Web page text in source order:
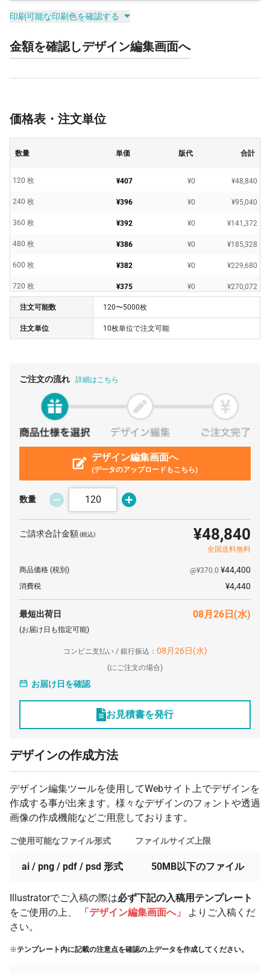
印刷可能な印刷色を確認する
金額を確認しデザイン編集画面へ
価格表・注文単位
数量 単価 版代 合計
120 枚 ¥407 ¥0 ¥48,840
240 枚 ¥396 ¥0 ¥95,040
360 枚 ¥392 ¥0 ¥141,372
480 枚 ¥386 ¥0 ¥185,328
600 枚 ¥382 ¥0 ¥229,680
720 枚 ¥375 ¥0 ¥270,072
840 枚 ¥372
1000 枚 ¥368
¥877,250
¥344 ¥1,032,900
4000 枚 ¥335 ¥1,342,000
¥325
注文可能数 120〜5000枚
注文単位 10枚単位で注文可能
ご注文の流れ 詳細はこちら
デザイン編集画面へ
(データのアップロードもこちら)
数量
ご請求合計金額(税込) ¥48,840
全国送料無料
商品価格 (税別) @¥370.0 ¥44,400
消費税 ¥4,440
最短出荷日 08月26日(水)
(お届け日も指定可能)
コンビニ支払い / 銀行振込： 08月26日(水)
(にご注文の場合)
お届け日を確認
お見積書を発行
デザインの作成方法
デザイン編集ツールを使用してWebサイト上でデザインを
作成する事が出来ます。様々なデザインのフォントや透過
画像の作成機能などご用意しております。
ご使用可能なファイル形式
ai / png / pdf / psd 形式
ファイルサイズ上限
50MB以下のファイル
Illustratorでご入稿の際は必ず下記の入稿用テンプレート
をご使用の上、
「デザイン編集画面へ」
よりご入稿くだ
さい。
※テンプレート内に記載の注意点を確認の上データを作成してください。